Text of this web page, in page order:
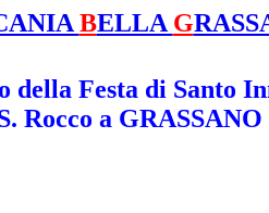
BELLA G
della Festa di Santo
Rocco a GRASSANO